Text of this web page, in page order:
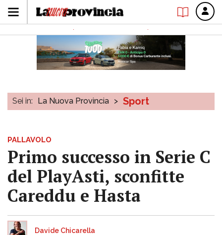
Sei in: La Nuova Provincia > Sport
PALLAVOLO
Primo successo in Serie C
del PlayAsti, sconfitte
Careddu e Hasta
Davide Chicarella